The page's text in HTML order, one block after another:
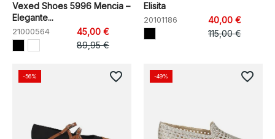
Vexed Shoes 5996 Mencia –
Elegante...
21000564
45,00 €
89,95 €
Elisita
20101186
40,00 €
115,00 €
-56% favorite_border -49% favorite_border